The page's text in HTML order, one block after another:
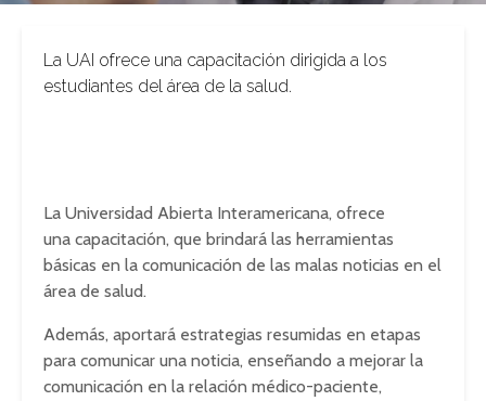
La UAI ofrece una capacitación dirigida a los
estudiantes del área de la salud.
La Universidad Abierta Interamericana, ofrece
una capacitación, que brindará las herramientas
básicas en la comunicación de las malas noticias en el
área de salud.
Además, aportará estrategias resumidas en etapas
para comunicar una noticia, enseñando a mejorar la
comunicación en la relación médico-paciente,